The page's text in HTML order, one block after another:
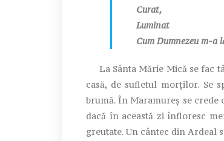
Curat,
Luminat
Cum Dumnezeu m-a
La Sânta Mărie Mică se fac
casă, de sufletul morților. Se
brumă. În Maramureș se crede
dacă în această zi înfloresc
greutate. Un cântec din Ardeal